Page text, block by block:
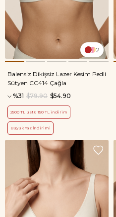
2
Balensiz Dikişsiz Lazer Kesim Pedli
Sütyen CC414 Çağla
%31
$54.90
$79.90
2500 TL üstü 150 TL indirim
Büyük Yaz İndirimi